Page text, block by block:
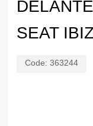
SEAT
Code: 363244